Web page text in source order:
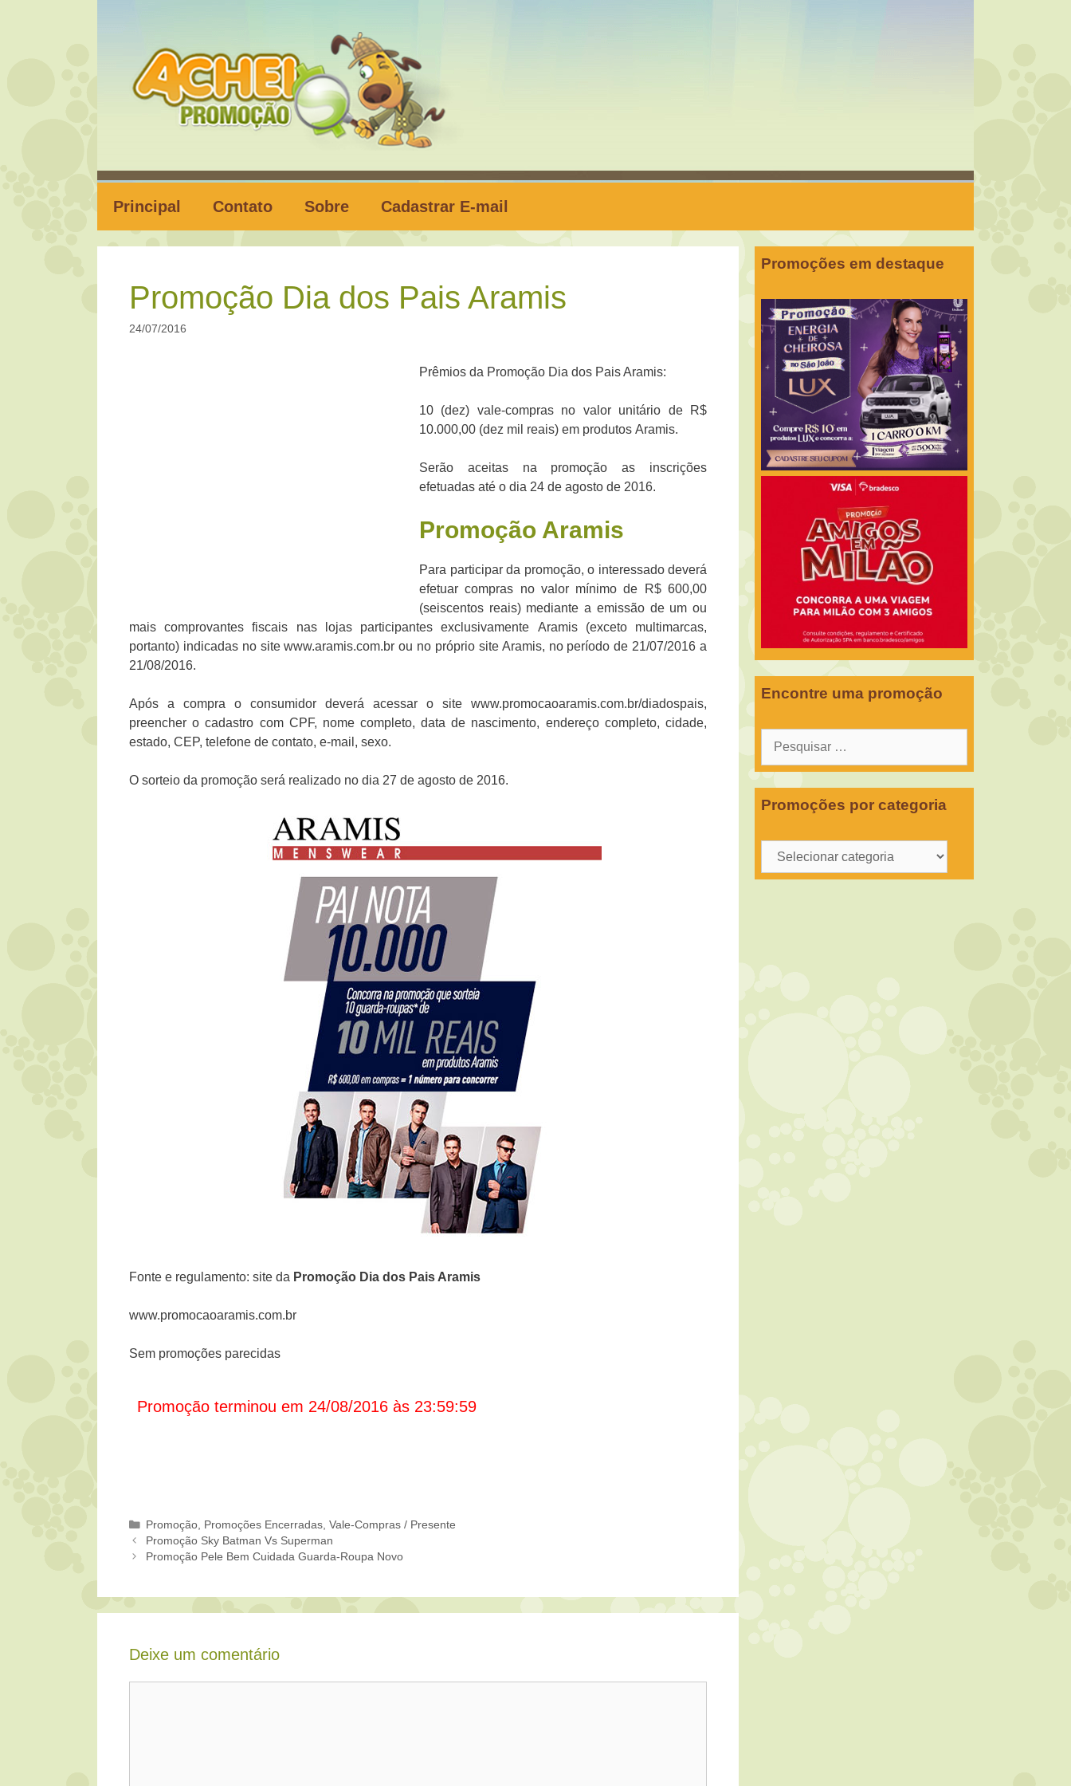
Principal Contato Sobre Cadastrar E-mail
Promoção Dia dos Pais Aramis
24/07/2016
Prêmios da Promoção Dia dos Pais Aramis:
10 (dez) vale-compras no valor unitário de R$
10.000,00 (dez mil reais) em produtos Aramis.
Serão aceitas na promoção as inscrições
efetuadas até o dia 24 de agosto de 2016.
Promoção Aramis
Para participar da promoção, o interessado deverá
efetuar compras no valor mínimo de R$ 600,00
(seiscentos reais) mediante a emissão de um ou
mais comprovantes fiscais nas lojas participantes exclusivamente Aramis (exceto multimarcas,
portanto) indicadas no site www.aramis.com.br ou no próprio site Aramis, no período de 21/07/2016 a
21/08/2016.
Após a compra o consumidor deverá acessar o site www.promocaoaramis.com.br/diadospais,
preencher o cadastro com CPF, nome completo, data de nascimento, endereço completo, cidade,
estado, CEP, telefone de contato, e-mail, sexo.
O sorteio da promoção será realizado no dia 27 de agosto de 2016.
Fonte e regulamento: site da Promoção Dia dos Pais Aramis
www.promocaoaramis.com.br
Sem promoções parecidas
Promoção terminou em 24/08/2016 às 23:59:59
Categorias
Promoção Promoções Encerradas ,Vale-Compras / Presente
Promoção Sky Batman Vs Superman
Promoção Pele Bem Cuidada Guarda-Roupa Novo
Deixe um comentário
Promoções em destaque
Encontre uma promoção
Pesquisar
Promoções por categoria
Promoções
por